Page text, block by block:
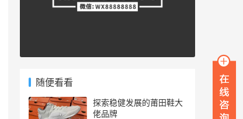
随便看看
探索稳健发展的莆田鞋大
佬品牌